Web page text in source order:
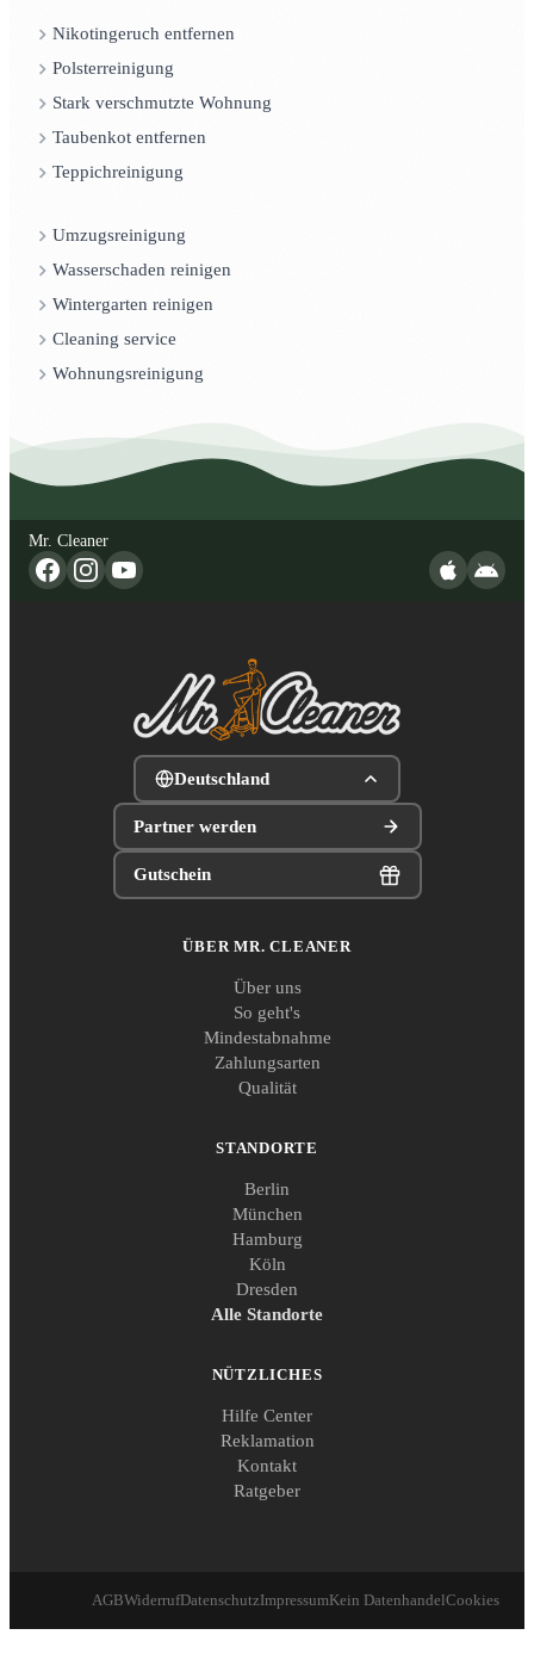
Nikotingeruch entfernen
Polsterreinigung
Stark verschmutzte Wohnung
Taubenkot entfernen
Teppichreinigung
Umzugsreinigung
Wasserschaden reinigen
Wintergarten reinigen
Cleaning service
Wohnungsreinigung
Mr. Cleaner
Deutschland
Partner werden
Gutschein
ÜBER MR. CLEANER
Über uns
So geht's
Mindestabnahme
Zahlungsarten
Qualität
STANDORTE
Berlin
München
Hamburg
Köln
Dresden
Alle Standorte
NÜTZLICHES
Hilfe Center
Reklamation
Kontakt
Ratgeber
AGBWiderrufDatenschutzImpressumKein DatenhandelCookies